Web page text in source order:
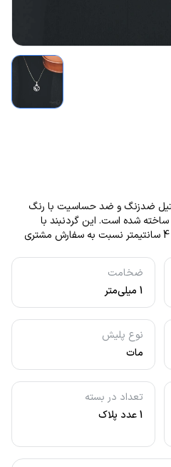
ضخامت
1 میلی‌متر
نوع پلیش
مات
تعداد در بسته
1 عدد پلاک
40314 از جنس استیل ضدزنگ و ضد حساسیت با رنگ
شده است. این گردنبند با
ضخامت 1 میلیمتر در ابعاد 2.5 تا 4 سانتیمتر نسبت به سفارش مشتری